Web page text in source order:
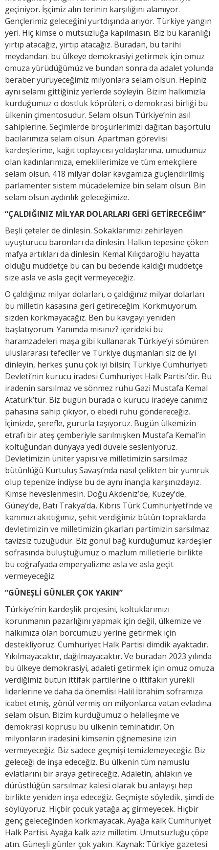
geçiniyor. İşçimiz alın terinin karşılığını alamıyor.
Gençlerimiz geleceğini yurtdışında arıyor. Türkiye yangın
yeri. Hiç kimse o mutsuzluğa kapılmasın. Biz bu karanlığı
yırtıp atacağız, yırtıp atacağız. Buradan, bu tarihi
meydandan. bu ülkeye demokrasiyi getirmek için omuz
omuza yürüdüğümüz ve bundan sonra da adalet yolunda
beraber yürüyeceğimiz milyonlara selam olsun. Hepiniz
aynı selamı gittiğiniz yerlerde söyleyin. Bizim halkımızla
kurduğumuz o dostluk köprüleri, o demokrasi birliği bu
ülkenin çimentosudur. Selam olsun Türkiye’nin asıl
sahiplerine. Seçimlerde broşürlerimizi dağıtan başörtülü
bacılarımıza selam olsun. Apartman görevlisi
kardeşlerime, kağıt toplayıcısı yoldaşlarıma, umudumuz
olan kadınlarımıza, emeklilerimize ve tüm emekçilere
selam olsun. 418 milyar dolar kavgamıza güçlendirilmiş
parlamenter sistem mücadelemize bin selam olsun. Bin
selam olsun aydınlık geleceğimize.
“ÇALDIĞINIZ MİLYAR DOLARLARI GERİ GETİRECEĞİM”
Beşli çeteler de dinlesin. Sokaklarımızı zehirleyen
uyuşturucu baronları da dinlesin. Halkın tepesine çöken
mafya artıkları da dinlesin. Kemal Kılıçdaroğlu hayatta
olduğu müddetçe bu can bu bedende kaldığı müddetçe
size asla ve asla geçit vermeyeceğiz.
O çaldığınız milyar dolarları, o çaldığınız milyar dolarları
bu milletin kasasına geri getireceğim. Korkmuyorum.
sizden korkmayacağız. Ben bu kavgayı yeniden
başlatıyorum. Yanımda mısınız? içerideki bu
haramzadeleri maşa gibi kullanarak Türkiye’yi sömüren
uluslararası tefeciler ve Türkiye düşmanları siz de iyi
dinleyin, herkes şunu çok iyi bilsin; Türkiye Cumhuriyeti
Devleti’nin kurucu iradesi Cumhuriyet Halk Partisi’dir. Bu
iradenin sarsılmaz ve sönmez ruhu Gazi Mustafa Kemal
Atatürk’tür. Biz bugün burada o kurucu iradeye canımız
pahasına sahip çıkıyor, o ebedi ruhu göndereceğiz.
İçimizde, şerefle, gururla taşıyoruz. Bugün ülkemizin
etrafı bir ateş çemberiyle sarılmışken Mustafa Kemal’in
koltuğundan dünyaya yedi düvele sesleniyoruz.
Devletimizin üniter yapısı ve milletimizin sarsılmaz
bütünlüğü Kurtuluş Savaşı’nda nasıl çelikten bir yumruk
olup tepenize indiyse bu de aynı inançla karşınızdayız.
Kimse heveslenmesin. Doğu Akdeniz’de, Kuzey’de,
Güney’de, Batı Trakya’da, Kıbrıs Türk Cumhuriyeti’nde ve
kanımızı akıttığımız, şehit verdiğimiz bütün topraklarda
devletimizin ve milletimizin çıkarları partimizin sarsılmaz
tavizsiz tüzüğüdür. Biz gönül bağ kurduğumuz kardeşler
sofrasında buluştuğumuz o mazlum milletlerle birlikte
bu coğrafyada emperyalizme asla ve asla geçit
vermeyeceğiz.
“GÜNEŞLİ GÜNLER ÇOK YAKIN”
Türkiye’nin kardeşlik projesini, koltuklarımızı
korunmanın pazarlığını yapmak için değil, ülkemize ve
halkımıza olan borcumuzu yerine getirmek için
destekliyoruz. Cumhuriyet Halk Partisi dimdik ayaktadır.
Yıkılmayacaktır, dağılmayacaktır. Ve buradan 2023 yılında
bu ülkeye demokrasiyi, adaleti getirmek için omuz omuza
verdiğimiz bütün ittifak partilerine o ittifakın yürekli
liderlerine ve daha da önemlisi Halil İbrahim soframıza
icabet etmiş, gönül vermiş on milyonlarca vatan evladına
selam olsun. Bizim kurduğumuz o helalleşme ve
demokrasi köprüsü bu ülkenin teminatıdır. On
milyonların iradesini kimsenin çiğnemesine izin
vermeyeceğiz. Biz sadece geçmişi temizlemeyeceğiz. Biz
geleceği de inşa edeceğiz. Bu ülkenin tüm namuslu
evlatlarını bir araya getireceğiz. Adaletin, ahlakın ve
dürüstlüğün sarsılmaz kalesi olarak bu anlayışı hep
birlikte yeniden inşa edeceğiz. Geçmişte söyledik, şimdi de
söylüyoruz. Hiçbir çocuk yatağa aç girmeyecek. Hiçbir
genç geleceğinden korkmayacak. Ayağa kalk Cumhuriyet
Halk Partisi. Ayağa kalk aziz milletim. Umutsuzluğu çöpe
atın. Güneşli günler çok yakın. Kaynak: Türkiye gazetesi